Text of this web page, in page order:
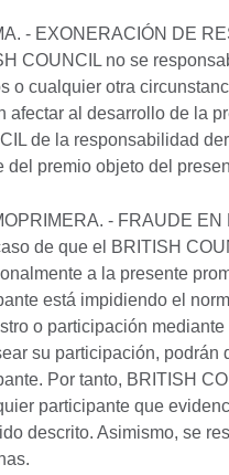
- EXONERACIÓN DE
COUNCIL no se
o cualquier otra
afectar al desarrollo de la
de la responsabilidad
del premio objeto del
- FRAUDE EN
de que el BRITISH
a la presente
está impidiendo el
o participación
su participación, podrán
Por tanto, BRITISH
participante que
descrito. Asimismo, se